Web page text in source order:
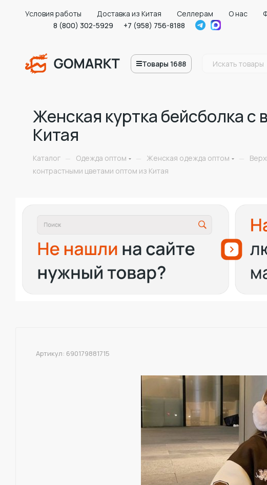
Условия работы Доставка из Китая Селлерам О нас
8 (800) 302-5929
+7 (958) 756-8188
Товары 1688
Женская куртка бейсболка
Китая
Каталог — Одежда оптом — Женская одежда оптом —
контрастными цветами оптом из Китая
Артикул: 690179881715